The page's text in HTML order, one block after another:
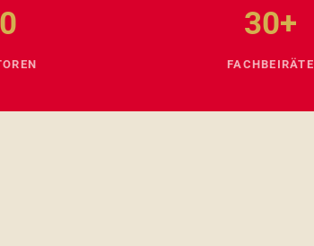
30+
FACHBEIRÄTE